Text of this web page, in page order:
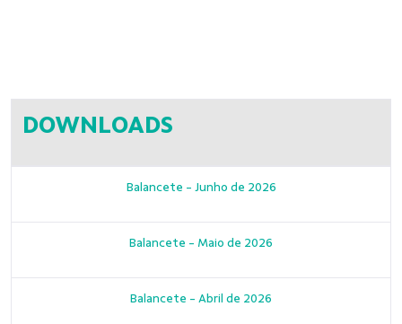
DOWNLOADS
Balancete - Junho de 2026
Balancete - Maio de 2026
Balancete - Abril de 2026